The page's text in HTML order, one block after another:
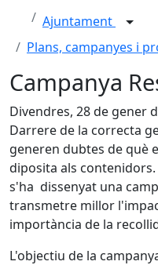
Ajuntament
Plans, campanyes i
Campanya
Divendres, 28 de gener
Darrere de la correcta
generen dubtes de què
diposita als
s'ha dissenyat una
transmetre millor
importància de la
L'objectiu de la